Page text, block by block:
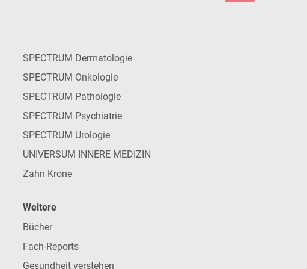
SPECTRUM Dermatologie
SPECTRUM Onkologie
SPECTRUM Pathologie
SPECTRUM Psychiatrie
SPECTRUM Urologie
UNIVERSUM INNERE MEDIZIN
Zahn Krone
Weitere
Bücher
Fach-Reports
Gesundheit verstehen